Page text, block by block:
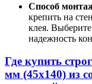
Способ
крепить на
клея.
надежность
Где купить
мм (45х140) из